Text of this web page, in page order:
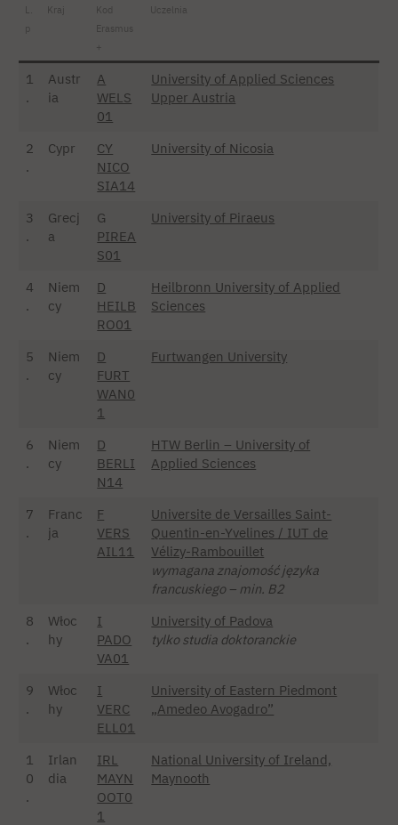
L.
p
Kraj
Kod
Erasmus
+
Uczelnia
1
.
Austr
ia
A
WELS
01
University of Applied Sciences
Upper Austria
2
.
Cypr
CY
NICO
SIA14
University of Nicosia
3
.
Grecj
a
G
PIREA
S01
University of Piraeus
4
.
Niem
cy
D
HEILB
RO01
Heilbronn University of Applied
Sciences
5
.
Niem
cy
D
FURT
WAN0
1
Furtwangen University
6
.
Niem
cy
D
BERLI
N14
HTW Berlin – University of
Applied Sciences
7
.
Franc
ja
F
VERS
AIL11
Universite de Versailles Saint-
Quentin-en-Yvelines / IUT de
Vélizy-Rambouillet
wymagana znajomość języka
francuskiego – min. B2
8
.
Włoc
hy
I
PADO
VA01
University of Padova
tylko studia doktoranckie
9
.
Włoc
hy
I
VERC
ELL01
University of Eastern Piedmont
„Amedeo Avogadro”
1
0
.
Irlan
dia
IRL
MAYN
OOT0
1
National University of Ireland,
Maynooth